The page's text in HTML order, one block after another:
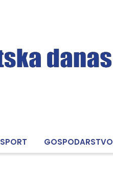
SPORT GOSPODARSTVO